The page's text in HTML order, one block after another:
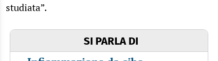
studiata”.
SI PARLA DI